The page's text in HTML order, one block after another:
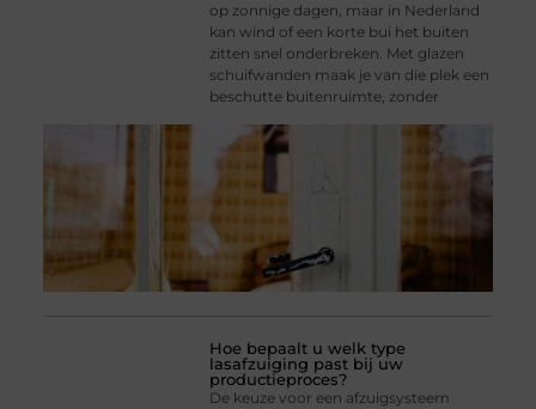
op zonnige dagen, maar in Nederland
kan wind of een korte bui het buiten
zitten snel onderbreken. Met glazen
schuifwanden maak je van die plek een
beschutte buitenruimte, zonder
Hoe bepaalt u welk type
lasafzuiging past bij uw
productieproces?
De keuze voor een afzuigsysteem